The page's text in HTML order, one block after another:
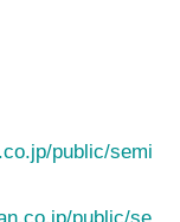
public/semi